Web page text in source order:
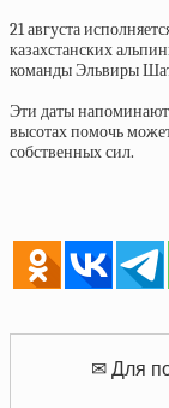
21 августа
казахстанских
команды Эльвиры
Эти даты
высотах помочь
собственных сил.
✉ Для